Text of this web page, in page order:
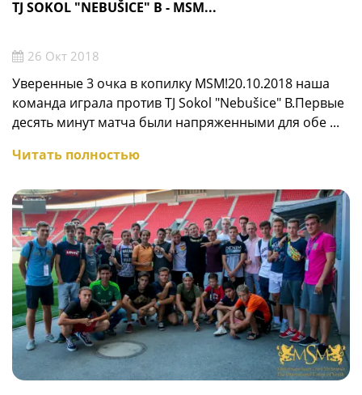
TJ SOKOL "NEBUŠICE" B - MSM...
26 Окт 2018
Уверенные 3 очка в копилку MSM!20.10.2018 наша
команда играла против TJ Sokol "Nebušice" B.Первые
десять минут матча были напряженными для обе ...
Читать полностью